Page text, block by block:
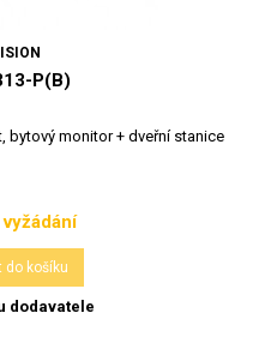
P(B)
bytový monitor + dveřní stanice
Cena
do košíku
dodavatele